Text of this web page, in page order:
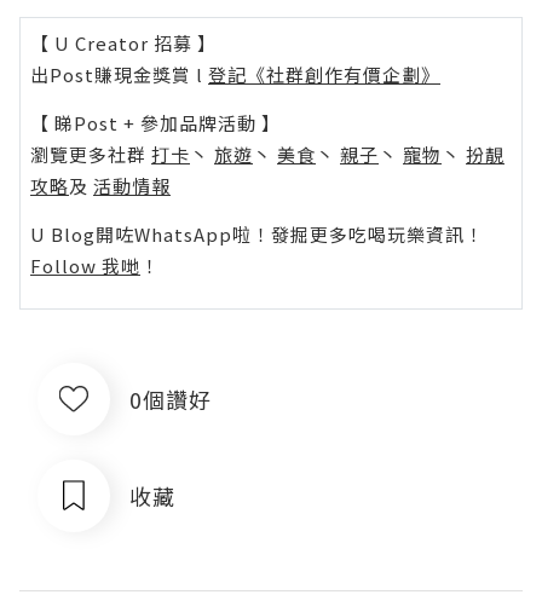
【 U Creator 招募 】
出Post賺現金獎賞 l 登記《社群創作有價企劃》
【 睇Post + 參加品牌活動 】
瀏覽更多社群 打卡 丶 旅遊 丶 美食 丶 親子 丶 寵物 丶 扮靚
攻略及 活動情報
U Blog開咗WhatsApp啦！發掘更多吃喝玩樂資訊！
Follow 我哋 ！
0個讚好
收藏